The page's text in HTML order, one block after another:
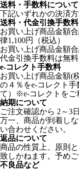
送料・手数料について
下記いずれかの決済
送料・代金引換手数料
お買い上げ商品金額
律1,100円（税込）
お買い上げ商品金額
代金引換手数料は無
e-コレクト手数料
お買い上げ商品金額(
の４％をe-コレクト
て）※e-コレクトをご
納期について
ご注文確認から 2～3
万一、商品が到着し
い合わせください。
返品について
商品の性質上、原則
致しかねます。予めご
不良品など